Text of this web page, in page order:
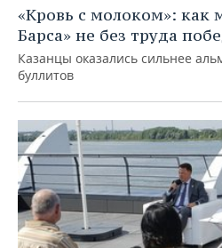
«Кровь с молоком»: как
Барса» не без труда
Казанцы оказались сильнее
буллитов